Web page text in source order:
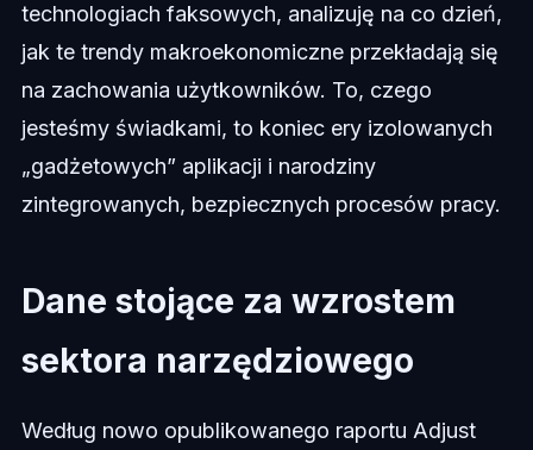
technologiach faksowych, analizuję na co dzień,
jak te trendy makroekonomiczne przekładają się
na zachowania użytkowników. To, czego
jesteśmy świadkami, to koniec ery izolowanych
„gadżetowych” aplikacji i narodziny
zintegrowanych, bezpiecznych procesów pracy.
Dane stojące za wzrostem
sektora narzędziowego
Według nowo opublikowanego raportu Adjust